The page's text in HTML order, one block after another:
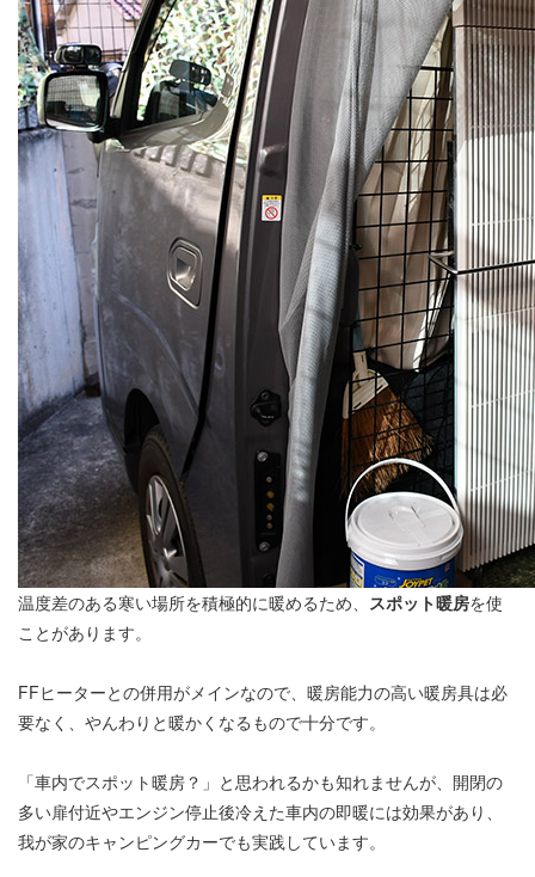
温度差のある寒い場所を積極的に暖めるため、 スポット暖房を使
ことがあります。
FFヒーターとの併用がメインなので、暖房能力の高い暖房具は必
要なく、やんわりと暖かくなるもので十分です。
「車内でスポット暖房？」と思われるかも知れませんが、開閉の
多い扉付近やエンジン停止後冷えた車内の即暖には効果があり、
我が家のキャンピングカーでも実践しています。